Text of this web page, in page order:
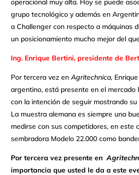
grupo tecnológico y además en
a Challenger con respecto a máquinas
un posicionamiento mucho mejor del
Ing. Enrique Bertini, presidente de
Por tercera vez enAgritechnica,
argentino, está presente en el mercado
con la intención de seguir mostrando
La muestra alemana es siempre una
medirse con sus competidores, en este
sembradora Modelo 22.000 como
Por tercera vez presente en
importancia que usted le da a este